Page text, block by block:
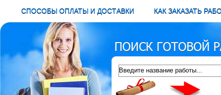
СПОСОБЫ ОПЛАТЫ И ДОСТАВКИ КАК ЗАКАЗАТЬ